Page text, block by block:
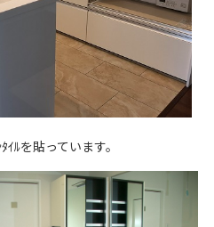
ｲﾙを貼っています。